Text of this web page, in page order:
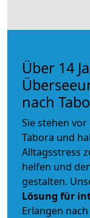
Über 14
nach
Sie stehen
Tabora und
Alltagsstress
helfen und
gestalten.
Lösung für
Erlangen